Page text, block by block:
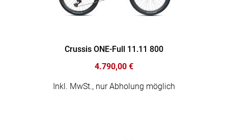
Crussis ONE-Full 11.11 800
4.790,00 €
Inkl. MwSt., nur Abholung möglich